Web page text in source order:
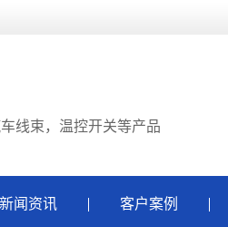
线束，温控开关等产品
新闻资讯 客户案例